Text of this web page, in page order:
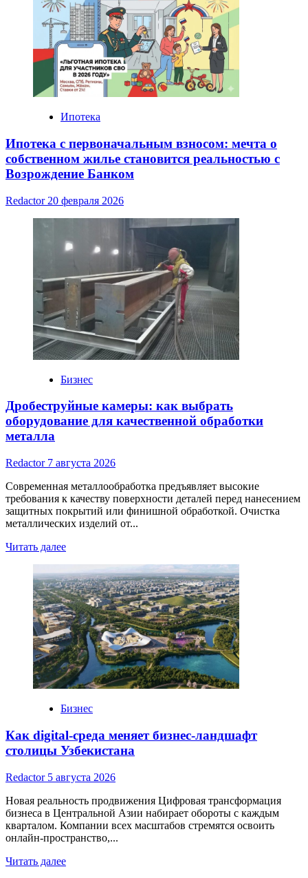
Ипотека
Ипотека с первоначальным взносом: мечта о
собственном жилье становится реальностью с
Возрождение Банком
Redactor 20 февраля 2026
Бизнес
Дробеструйные камеры: как выбрать
оборудование для качественной обработки
металла
Redactor 7 августа 2026
Современная металлообработка предъявляет высокие
требования к качеству поверхности деталей перед нанесением
защитных покрытий или финишной обработкой. Очистка
металлических изделий от...
Читать далееRead
about
Дробеструйные
камеры:
как
выбрать
оборудование
для
качественной
обработки
металла
Бизнес
Как digital-среда меняет бизнес-ландшафт
столицы Узбекистана
Redactor 5 августа 2026
Новая реальность продвижения Цифровая трансформация
бизнеса в Центральной Азии набирает обороты с каждым
кварталом. Компании всех масштабов стремятся освоить
онлайн-пространство,...
Читать далееRead